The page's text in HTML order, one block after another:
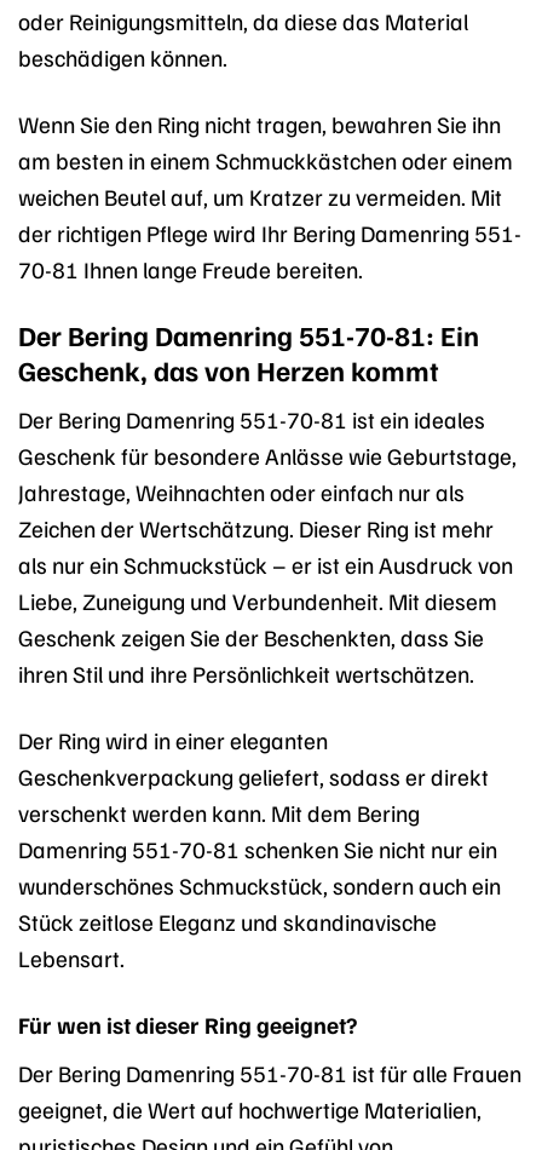
oder Reinigungsmitteln, da diese das Material
beschädigen können.
Wenn Sie den Ring nicht tragen, bewahren Sie ihn
am besten in einem Schmuckkästchen oder einem
weichen Beutel auf, um Kratzer zu vermeiden. Mit
der richtigen Pflege wird Ihr Bering Damenring 551-
70-81 Ihnen lange Freude bereiten.
Der Bering Damenring 551-70-81: Ein
Geschenk, das von Herzen kommt
Der Bering Damenring 551-70-81 ist ein ideales
Geschenk für besondere Anlässe wie Geburtstage,
Jahrestage, Weihnachten oder einfach nur als
Zeichen der Wertschätzung. Dieser Ring ist mehr
als nur ein Schmuckstück – er ist ein Ausdruck von
Liebe, Zuneigung und Verbundenheit. Mit diesem
Geschenk zeigen Sie der Beschenkten, dass Sie
ihren Stil und ihre Persönlichkeit wertschätzen.
Der Ring wird in einer eleganten
Geschenkverpackung geliefert, sodass er direkt
verschenkt werden kann. Mit dem Bering
Damenring 551-70-81 schenken Sie nicht nur ein
wunderschönes Schmuckstück, sondern auch ein
Stück zeitlose Eleganz und skandinavische
Lebensart.
Für wen ist dieser Ring geeignet?
Der Bering Damenring 551-70-81 ist für alle Frauen
geeignet, die Wert auf hochwertige Materialien,